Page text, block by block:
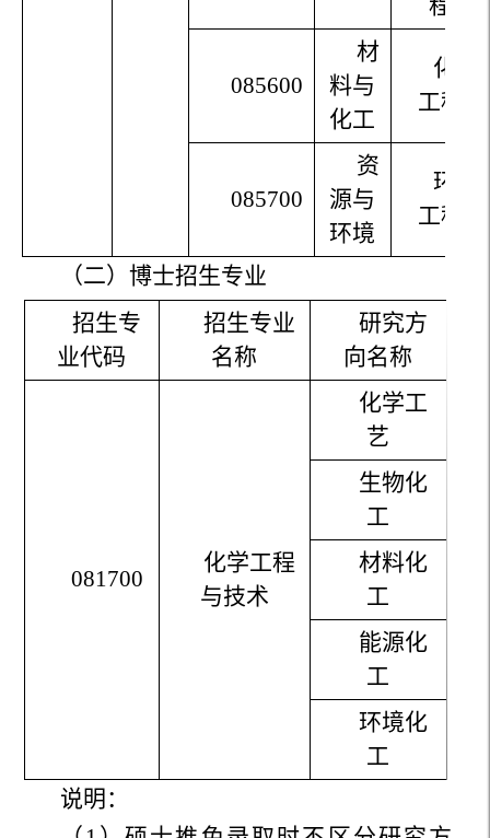
085600
材
料与
化工
化学
工程
085700
资
源与
环境
环境
工程
（二）博士招生专业
招生专
业代码
招生专业
名称
研究方
向名称
081700
化学工程
与技术
化学工
艺
生物化
工
材料化
工
能源化
工
环境化
工
说明：